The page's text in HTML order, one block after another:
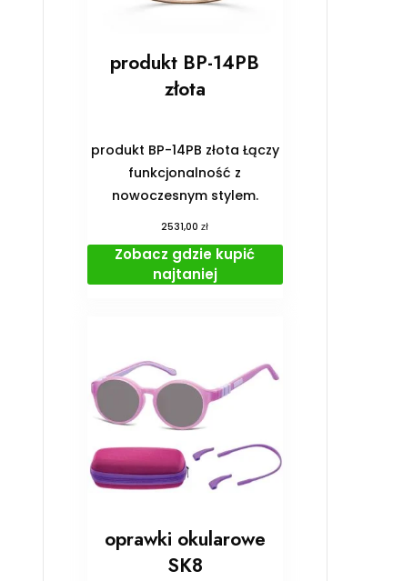
produkt BP-14PB
złota
produkt BP-14PB złota Łączy
funkcjonalność z
nowoczesnym stylem.
2531,00zł
Zobacz gdzie kupić
najtaniej
oprawki okularowe
SK8